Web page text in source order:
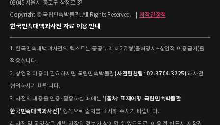
03045 서울시 종로구 삼청로 37
Copyright © 국립민속박물관. All Rights Reserved.
저작권정책
한국민속대백과사전 자료 이용 안내
1. 한국민속대백과사전의 텍스트는 공공누리 제2유형(출처명시+상업적 이용금지)을
적용합니다.
2. 상업적 이용이 필요하시면 국립민속박물관(사전편찬팀: 02-3704-3225)과 사전
협의하시기 바랍니다.
3. 사전의 내용을 인용·활용하실 때에는 ' [출처: 표제어명–국립민속박물관
한국민속대백과사전] ' 형식으로 출처를 표시해 주시기 바랍니다.